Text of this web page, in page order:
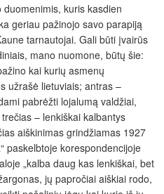
kuris kasdien
geriau pažinojo savo parapiją
tarnautojai. Gali būti įvairūs
mano nuomone, būtų šie:
kai kurių asmenų
užrašė lietuviais; antras –
pabrėžti lojalumą valdžiai,
– lenkiškai kalbantys
aiškinimas grindžiamas 1927
paskelbtoje korespondencijoje
„kalba daug kas lenkiškai, bet
jų papročiai aiškiai rodo,